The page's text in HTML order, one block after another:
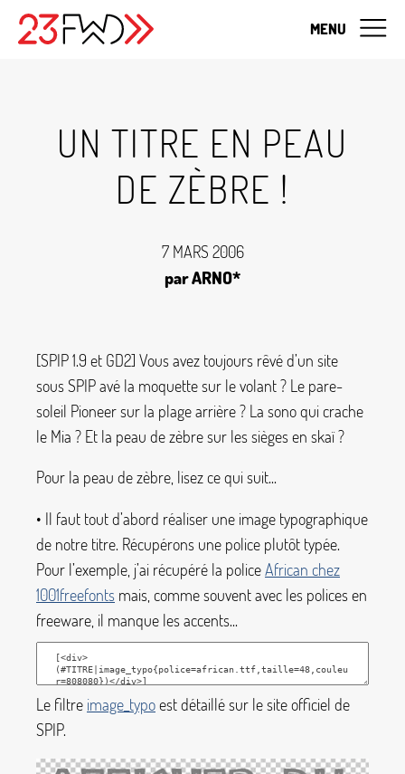
MENU
UN TITRE EN PEAU
DE ZÈBRE !
7 MARS 2006
par ARNO*
[SPIP 1.9 et GD2] Vous avez toujours rêvé d’un site
sous SPIP avé la moquette sur le volant? Le pare-
soleil Pioneer sur la plage arrière? La sono qui crache
le Mia ? Et la peau de zèbre sur les sièges en skaï?
Pour la peau de zèbre, lisez ce qui suit...
• Il faut tout d’abord réaliser une image typographique
de notre titre. Récupérons une police plutôt typée.
Pour l’exemple, j’ai récupéré la policeAfrican chez
1001freefonts mais, comme souvent avec les polices en
freeware, il manque les accents...
Le filtre image_typoest détaillé sur le site officiel de
SPIP.